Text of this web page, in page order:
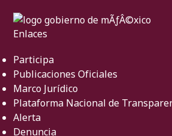
Enlaces
Participa
Publicaciones Oficiales
Marco Jurídico
Plataforma Nacional de
Alerta
Denuncia